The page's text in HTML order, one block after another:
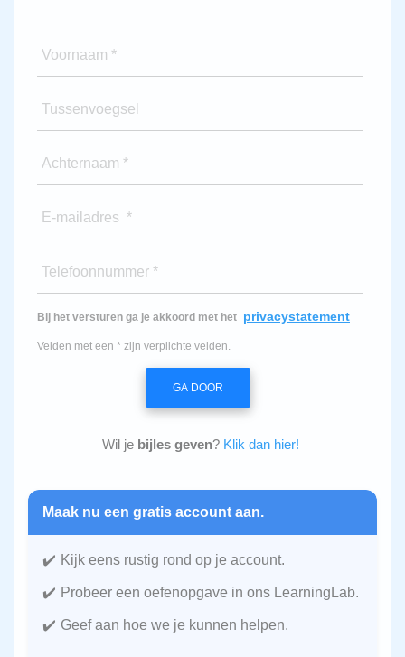
Voornaam *
Tussenvoegsel
Achternaam *
E-mailadres *
Telefoonnummer *
Bij het versturen ga je akkoord met het privacystatement
Velden met een * zijn verplichte velden.
GA DOOR
Wil je bijles geven? Klik dan hier!
Maak nu een gratis account aan.
Kijk eens rustig rond op je account.
Probeer een oefenopgave in ons LearningLab.
Geef aan hoe we je kunnen helpen.